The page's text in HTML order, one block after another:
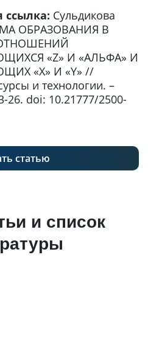
ссылка: Сульдикова
ОБРАЗОВАНИЯ В
«Z» И «АЛЬФА» И
«X» И «Y» //
и технологии. –
26. doi: 10.21777/2500-
статью
и список